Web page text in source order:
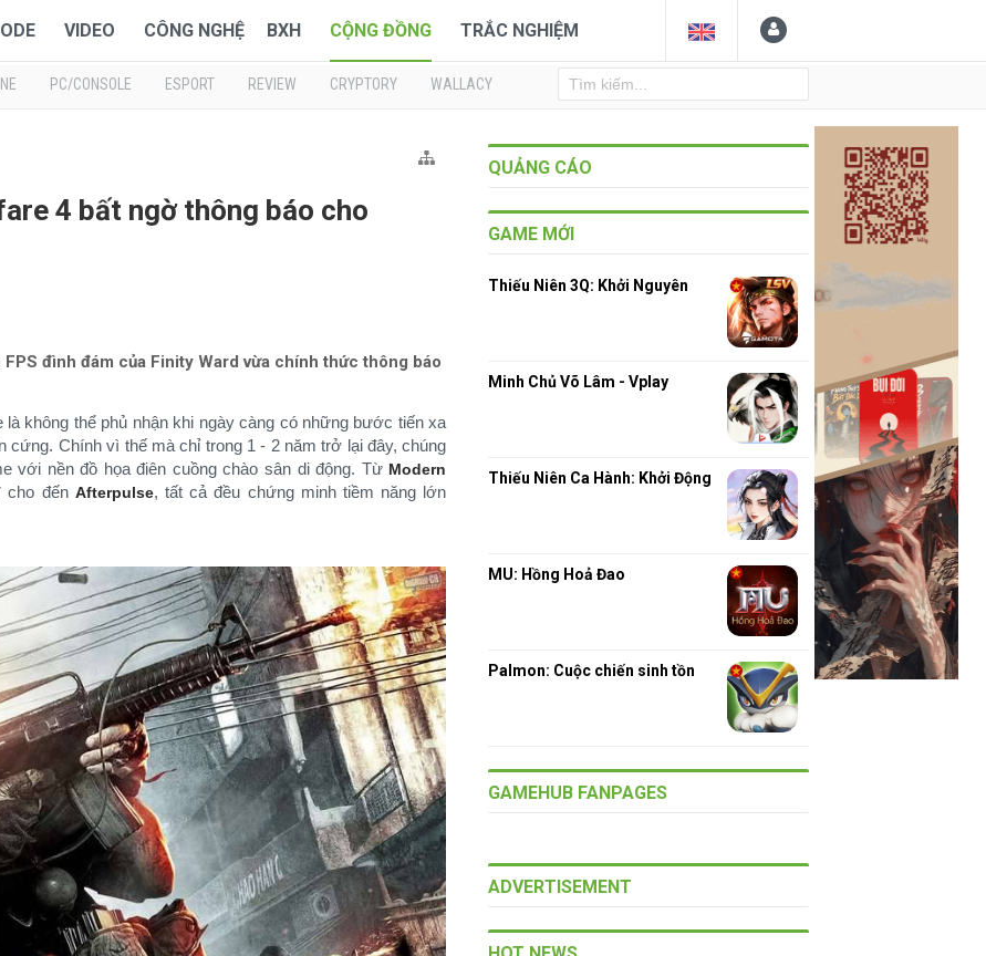
VIDEO CÔNG NGHỆ BXH CỘNG ĐỒNG TRẮC NGHIỆM
PC/CONSOLE ESPORT REVIEW CRYPTORY WALLACY
4 bất ngờ thông báo cho
đình đám của Finity Ward vừa chính thức thông báo
không thể phủ nhận khi ngày càng có những bước tiến xa
cứng. Chính vì thế mà chỉ trong 1 - 2 năm trở lại đây, chúng
với nền đồ họa điên cuồng chào sân di động. Từ Modern
cho đến Afterpulse, tất cả đều chứng minh tiềm năng lớn
QUẢNG CÁO
GAME MỚI
Thiếu Niên 3Q: Khởi Nguyên
Minh Chủ Võ Lâm - Vplay
Thiếu Niên Ca Hành: Khởi Động
MU: Hồng Hoả Đao
Palmon: Cuộc chiến sinh tồn
GAMEHUB FANPAGES
ADVERTISEMENT